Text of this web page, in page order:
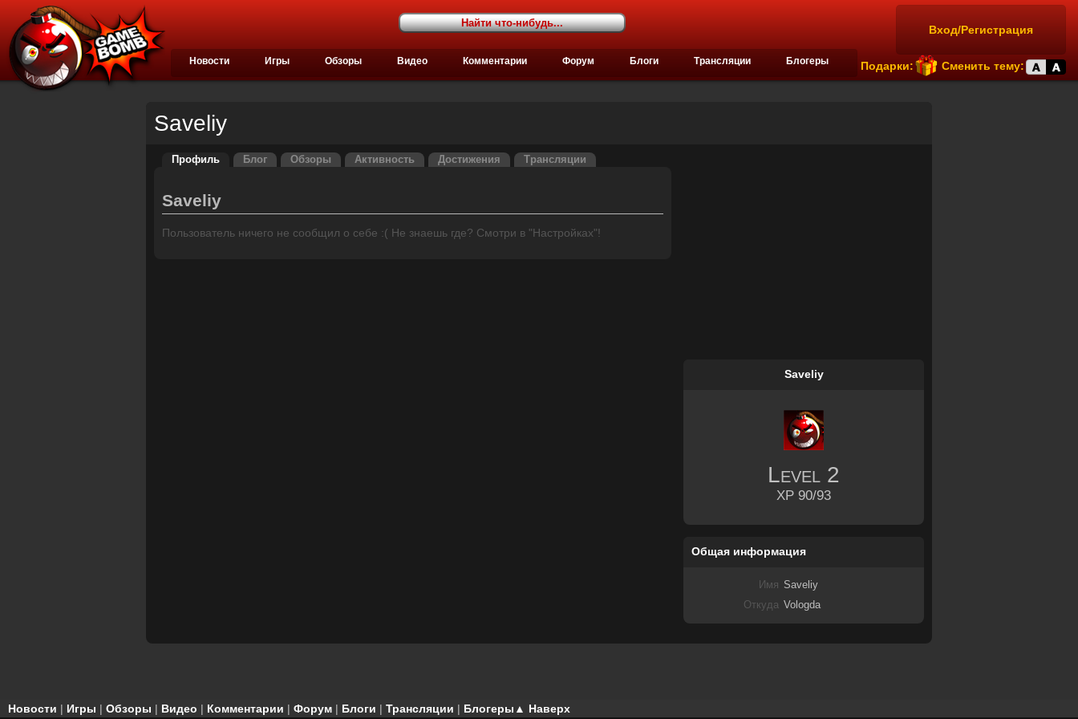
Вход/Регистрация
Подарки: Сменить тему:
Новости Игры Обзоры Видео Комментарии Форум Блоги Трансляции Блогеры
Saveliy
Профиль Блог Обзоры Активность Достижения Трансляции
Saveliy
Пользователь ничего не сообщил о себе :( Не знаешь где? Смотри в "Настройках"!
Saveliy
Level 2
XP 90/93
Общая информация
Имя Saveliy
Откуда Vologda
▲ Наверх
Новости | Игры | Обзоры | Видео | Комментарии | Форум | Блоги | Трансляции | Блогеры